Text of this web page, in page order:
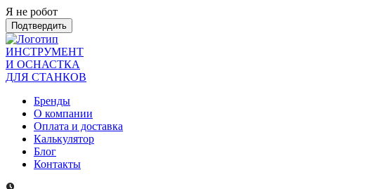
Я не робот
Подтвердить
ИНСТРУМЕНТ
И ОСНАСТКА
ДЛЯ СТАНКОВ
Бренды
О компании
Оплата и доставка
Калькулятор
Блог
Контакты